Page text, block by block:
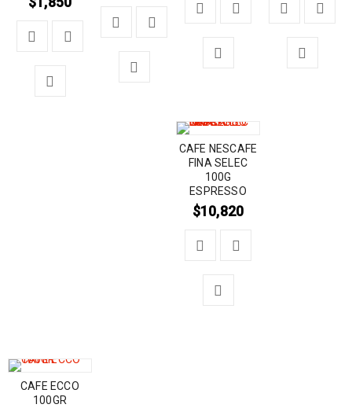
CAFE NESCAFE
FINA SELEC
100G
ESPRESSO
$10,820
CAFE ECCO
100GR